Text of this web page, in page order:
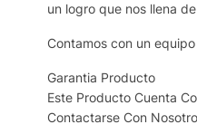
un logro que nos llena
Contamos con un
Garantia Producto
Este Producto Cuenta
Contactarse Con